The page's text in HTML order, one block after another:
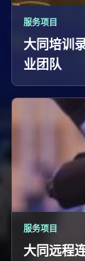
服务项目
大同培训
业团队
服务项目
大同远程